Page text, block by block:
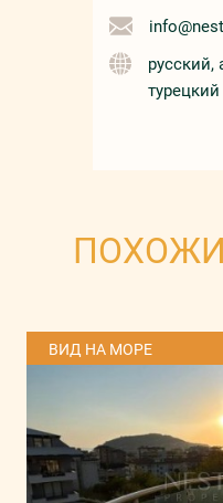
русский,
турецкий
ВИД НА МОРЕ